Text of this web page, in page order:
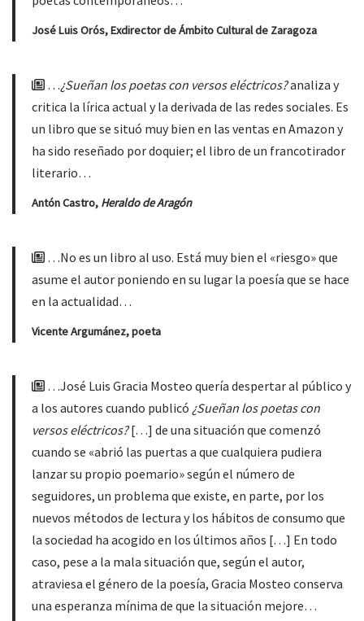
José Luis Orós, Exdirector de Ámbito Cultural de Zaragoza
…¿Sueñan los poetas con versos eléctricos?analiza y
critica la lírica actual y la derivada de las redes sociales. Es
un libro que se situó muy bien en las ventas en Amazon y
ha sido reseñado por doquier; el libro de un francotirador
literario…
Antón Castro, Heraldo de Aragón
…No es un libro al uso. Está muy bien el «riesgo» que
asume el autor poniendo en su lugar la poesía que se hace
en la actualidad…
Vicente Argumánez, poeta
…José Luis Gracia Mosteo quería despertar al público y
a los autores cuando publicó ¿Sueñan los poetas con
versos eléctricos?[…] de una situación que comenzó
cuando se «abrió las puertas a que cualquiera pudiera
lanzar su propio poemario» según el número de
seguidores, un problema que existe, en parte, por los
nuevos métodos de lectura y los hábitos de consumo que
la sociedad ha acogido en los últimos años […] En todo
caso, pese a la mala situación que, según el autor,
atraviesa el género de la poesía, Gracia Mosteo conserva
una esperanza mínima de que la situación mejore…